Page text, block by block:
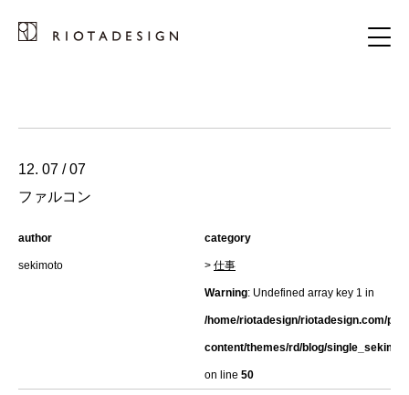
12. 07 / 07
ファルコン
author
sekimoto
category
> 仕事
Warning: Undefined array key 1 in
/home/riotadesign/riotadesign.com/
content/themes/rd/blog/
on line 50